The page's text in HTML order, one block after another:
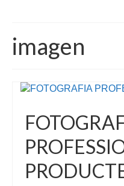
imagen